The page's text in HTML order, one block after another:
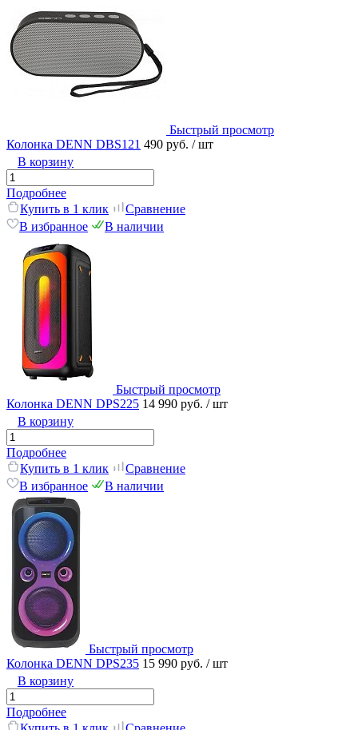
Быстрый просмотр
Колонка DENN DBS121 490 руб. / шт
В корзину
Подробнее
Купить в 1 клик
Сравнение
В избранное
В наличии
Быстрый просмотр
Колонка DENN DPS225 14 990 руб. / шт
В корзину
Подробнее
Купить в 1 клик
Сравнение
В избранное
В наличии
Быстрый просмотр
Колонка DENN DPS235 15 990 руб. / шт
В корзину
Подробнее